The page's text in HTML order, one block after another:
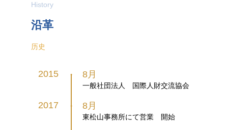
History
沿革
历史
2015 ● 8月
一般社団法人 国際人財交流協会
2017 ● 8月
東松山事務所にて営業 開始